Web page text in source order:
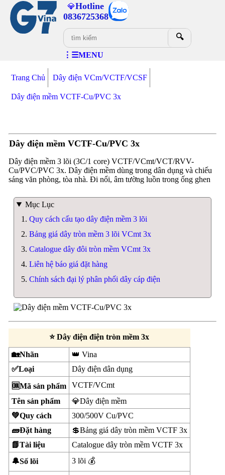
💎Hotline
0836725368
🔍
⋮☰MENU
Trang Chủ Dây điện VCm/VCTF/VCSF
Dây điện mềm VCTF-Cu/PVC 3x
Dây điện mềm VCTF-Cu/PVC 3x
Dây điện mềm 3 lõi (3C/1 core) VCTF/VCmt/VCT/RVV-
Cu/PVC/PVC 3x. Dây điện mềm dùng trong dân dụng và chiếu
sáng văn phòng, tòa nhà. Đi nổi, âm tường luồn trong ống ghen
Mục Lục
Quy cách cấu tạo dây điện mềm 3 lõi
Bảng giá dây tròn mềm 3 lõi VCmt 3x
Catalogue dây đôi tròn mềm VCmt 3x
Liên hệ báo giá đặt hàng
Chính sách đại lý phân phối dây cáp điện
⭐ Dây điện điện tròn mềm 3x
🏡Nhãn
👑 Vina
✅Loại
Dây điện dân dụng
🆒Mã sản phẩm
VCTF/VCmt
Tên sản phẩm
💎Dây điện mềm
💚Quy cách
300/500V Cu/PVC
🧱Đặt hàng
💲Bảng giá dây tròn mềm VCTF 3x
📗Tài liệu
Catalogue dây tròn mềm VCTF 3x
🔔Số lõi
3 lõi 💰